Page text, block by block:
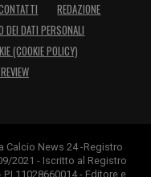
REDAZIONE
DEI DATI PERSONALI
(COOKIE POLICY)
Calcio News 24 -Registro
2021 - Iscritto al Registro
- Editore e